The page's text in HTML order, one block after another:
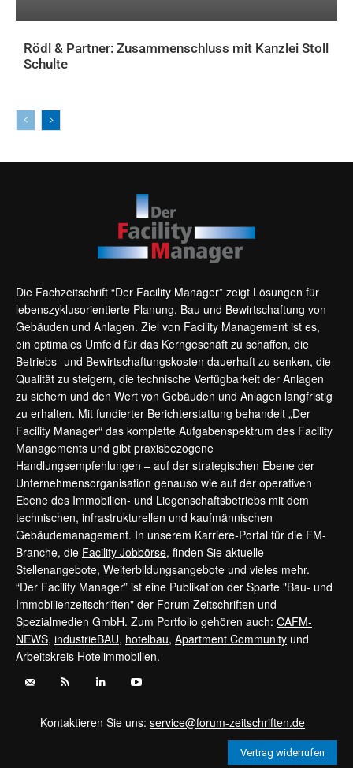
Rödl & Partner: Zusammenschluss mit Kanzlei Stoll
Schulte
Die Fachzeitschrift “Der Facility Manager” zeigt Lösungen für
lebenszyklusorientierte Planung, Bau und Bewirtschaftung von
Gebäuden und Anlagen. Ziel von Facility Management ist es,
ein optimales Umfeld für das Kerngeschäft zu schaffen, die
Betriebs- und Bewirtschaftungskosten dauerhaft zu senken, die
Qualität zu steigern, die technische Verfügbarkeit der Anlagen
zu sichern und den Wert von Gebäuden und Anlagen langfristig
zu erhalten. Mit fundierter Berichterstattung behandelt „Der
Facility Manager“ das komplette Aufgabenspektrum des Facility
Managements und gibt praxisbezogene
Handlungsempfehlungen – auf der strategischen Ebene der
Unternehmensorganisation genauso wie auf der operativen
Ebene des Immobilien- und Liegenschaftsbetriebs mit dem
technischen, infrastrukturellen und kaufmännischen
Gebäudemanagement. In unserem Karriere-Portal für die FM-
Branche, die Facility Jobbörse, finden Sie aktuelle
Stellenangebote, Weiterbildungsangebote und vieles mehr.
“Der Facility Manager” ist eine Publikation der Sparte "Bau- und
Immobilienzeitschriften" der Forum Zeitschriften und
Spezialmedien GmbH. Zum Portfolio gehören auch: CAFM-
NEWS, industrieBAU, hotelbau, Apartment Community und
Arbeitskreis Hotelimmobilien.
Kontaktieren Sie uns:service@forum-zeitschriften.de
Vertrag widerrufen